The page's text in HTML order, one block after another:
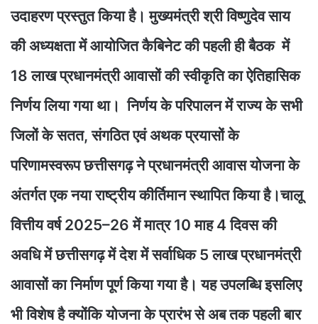
उदाहरण प्रस्तुत किया है। मुख्यमंत्री श्री विष्णुदेव साय
की अध्यक्षता में आयोजित कैबिनेट की पहली ही बैठक में
18 लाख प्रधानमंत्री आवासों की स्वीकृति का ऐतिहासिक
निर्णय लिया गया था। निर्णय के परिपालन में राज्य के सभी
जिलों के सतत, संगठित एवं अथक प्रयासों के
परिणामस्वरूप छत्तीसगढ़ ने प्रधानमंत्री आवास योजना के
अंतर्गत एक नया राष्ट्रीय कीर्तिमान स्थापित किया है।चालू
वित्तीय वर्ष 2025–26 में मात्र 10 माह 4 दिवस की
अवधि में छत्तीसगढ़ में देश में सर्वाधिक 5 लाख प्रधानमंत्री
आवासों का निर्माण पूर्ण किया गया है। यह उपलब्धि इसलिए
भी विशेष है क्योंकि योजना के प्रारंभ से अब तक पहली बार